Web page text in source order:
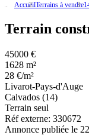
AccueilTerrains à vendre
Terrain
45000 €
1628 m²
28 €/m²
Livarot-Pays-d'Auge
Calvados (14)
Terrain seul
Réf externe: 330672
Annonce publiée le